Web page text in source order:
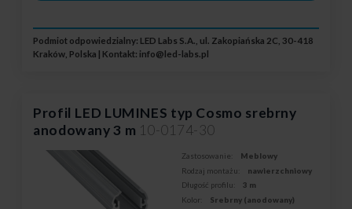
Podmiot odpowiedzialny: LED Labs S.A., ul. Zakopiańska 2C, 30-418
Kraków, Polska | Kontakt: info@led-labs.pl
Profil LED LUMINES typ Cosmo srebrny
anodowany 3 m 10-0174-30
Zastosowanie:
Meblowy
Rodzaj montażu:
nawierzchniowy
Długość profilu:
3 m
Kolor:
Srebrny (anodowany)